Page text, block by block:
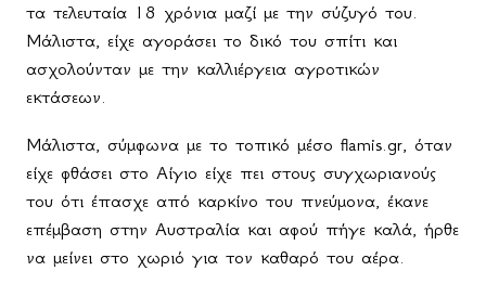
τα τελευταία 18 χρόνια μαζί με την σύζυγό του.
Μάλιστα, είχε αγοράσει το δικό του σπίτι και
ασχολούνταν με την καλλιέργεια αγροτικών
εκτάσεων.
Μάλιστα, σύμφωνα με το τοπικό μέσο flamis.gr, όταν
είχε φθάσει στο Αίγιο είχε πει στους συγχωριανούς
του ότι έπασχε από καρκίνο του πνεύμονα, έκανε
επέμβαση στην Αυστραλία και αφού πήγε καλά, ήρθε
να μείνει στο χωριό για τον καθαρό του αέρα.